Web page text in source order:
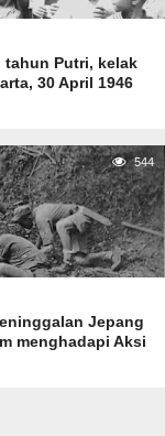
tahun Putri, kelak
30 April 1946
544
Jepang
menghadapi Aksi